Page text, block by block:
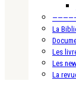
La
Les
Les
La